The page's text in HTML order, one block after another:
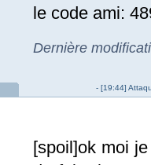
le code ami:
Dernière
- [19:44]
[spoil]ok moi